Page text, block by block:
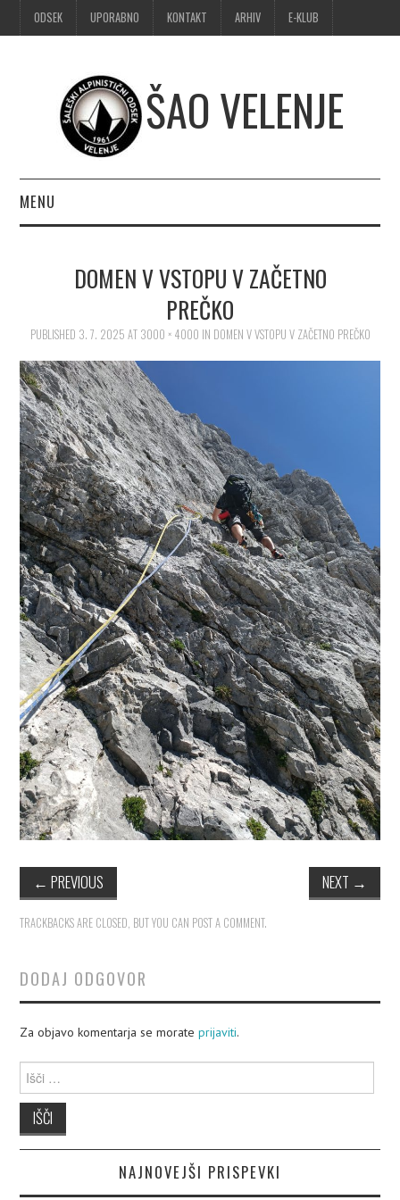
ODSEK UPORABNO KONTAKT ARHIV E-KLUB
ŠAO VELENJE
MENU
OBVESTILA
ALPINIZEM
ŠPORTNO PLEZANJE
PLEZALNI KROŽEK
DOMEN V VSTOPU V ZAČETNO
PREČKO
PUBLISHED 3. 7. 2025 AT 3000 × 4000 IN DOMEN V VSTOPU V ZAČETNO PREČKO
← PREVIOUS NEXT →
TRACKBACKS ARE CLOSED, BUT YOU CAN POST A COMMENT.
DODAJ ODGOVOR
Za objavo komentarja se morateprijaviti.
Išči:
NAJNOVEJŠI PRISPEVKI